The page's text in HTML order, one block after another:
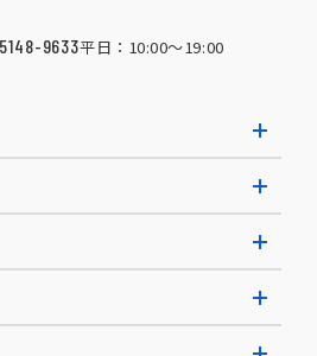
9633平日：10:00〜19:00